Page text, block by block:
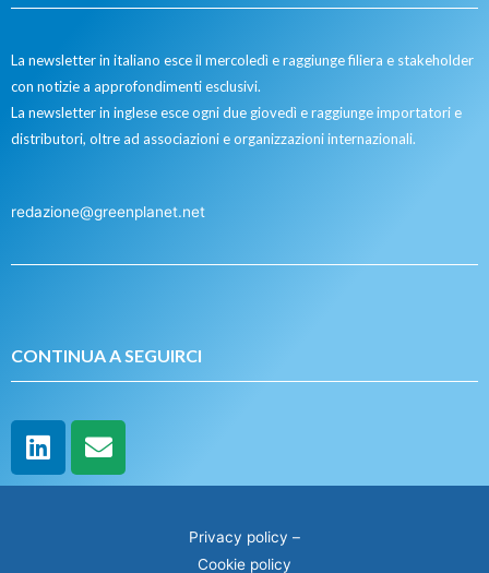
La newsletter in italiano esce il mercoledì e raggiunge filiera e stakeholder
con notizie a approfondimenti esclusivi.
La newsletter in inglese esce ogni due giovedì e raggiunge importatori e
distributori, oltre ad associazioni e organizzazioni internazionali.
redazione@greenplanet.net
CONTINUA A SEGUIRCI
Privacy policy –
Cookie policy